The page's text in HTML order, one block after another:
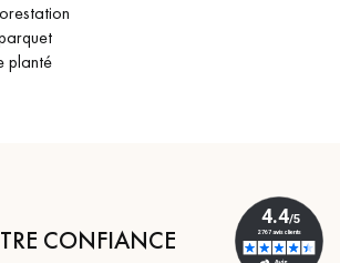
planté
CONFIANCE